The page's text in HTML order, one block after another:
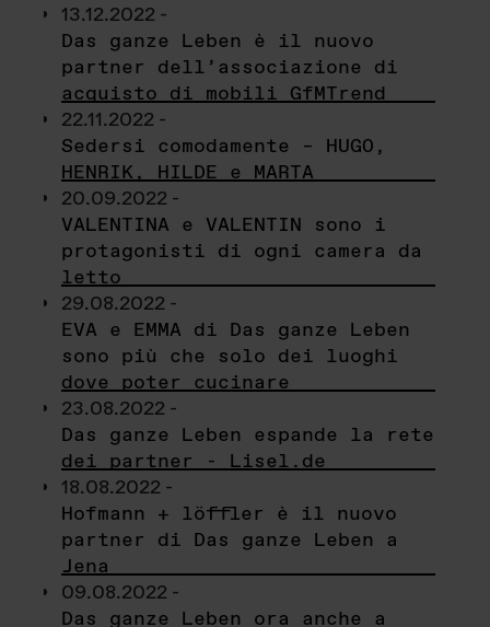
13.12.2022 -
Das ganze Leben è il nuovo
partner dell’associazione di
acquisto di mobili GfMTrend
22.11.2022 -
Sedersi comodamente – HUGO,
HENRIK, HILDE e MARTA
20.09.2022 -
VALENTINA e VALENTIN sono i
protagonisti di ogni camera da
letto
29.08.2022 -
EVA e EMMA di Das ganze Leben
sono più che solo dei luoghi
dove poter cucinare
23.08.2022 -
Das ganze Leben espande la rete
dei partner - Lisel.de
18.08.2022 -
Hofmann + löffler è il nuovo
partner di Das ganze Leben a
Jena
09.08.2022 -
Das ganze Leben ora anche a